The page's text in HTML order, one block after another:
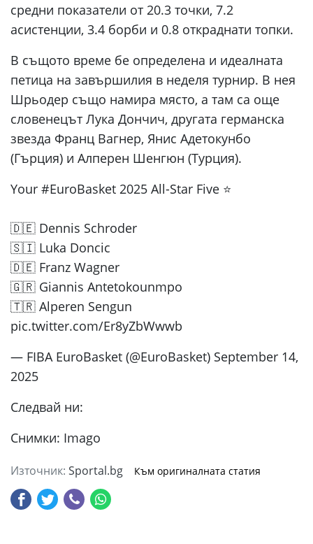
средни показатели от 20.3 точки, 7.2
асистенции, 3.4 борби и 0.8 откраднати топки.
В същото време бе определена и идеалната
петица на завършилия в неделя турнир. В нея
Шрьодер също намира място, а там са още
словенецът Лука Дончич, другата германска
звезда Франц Вагнер, Янис Адетокунбо
(Гърция) и Алперен Шенгюн (Турция).
Your #EuroBasket 2025 All-Star Five ⭐
🇩🇪 Dennis Schroder
🇸🇮 Luka Doncic
🇩🇪 Franz Wagner
🇬🇷 Giannis Antetokounmpo
🇹🇷 Alperen Sengun
pic.twitter.com/Er8yZbWwwb
— FIBA EuroBasket (@EuroBasket) September 14,
2025
Следвай ни:
Снимки: Imago
Източник: Sportal.bg Към оригиналната статия